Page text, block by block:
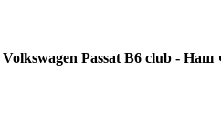
Volkswagen Passat B6 club - Наш